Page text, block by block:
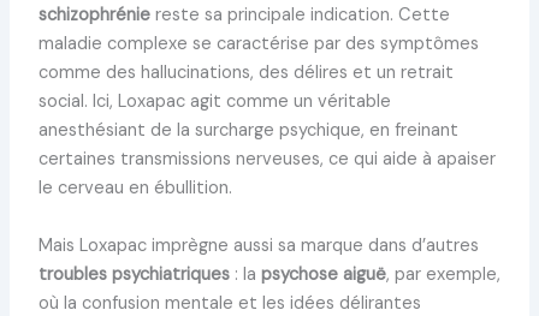
schizophréniereste sa principale indication. Cette
maladie complexe se caractérise par des symptômes
comme des hallucinations, des délires et un retrait
social. Ici, Loxapac agit comme un véritable
anesthésiant de la surcharge psychique, en freinant
certaines transmissions nerveuses, ce qui aide à apaiser
le cerveau en ébullition.
Mais Loxapac imprègne aussi sa marque dans d’autres
troubles psychiatriques: la psychose aiguë, par exemple,
où la confusion mentale et les idées délirantes